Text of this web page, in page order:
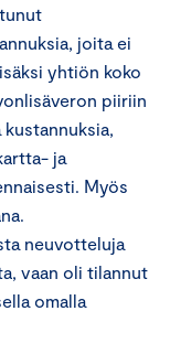
joita ei
yhtiön koko
piiriin
ja
Myös
neuvotteluja
vaan oli tilannut
omalla